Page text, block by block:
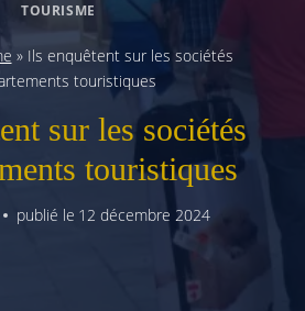
TOURISME
» Ils enquêtent sur les sociétés
touristiques
sur les sociétés
touristiques
publié le 12 décembre 2024